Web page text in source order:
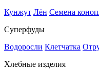
Кунжут Лён Семена
Суперфуды
Водоросли Клетчатка
Хлебные изделия